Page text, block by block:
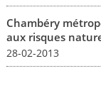
Chambéry
aux risques
28-02-2013